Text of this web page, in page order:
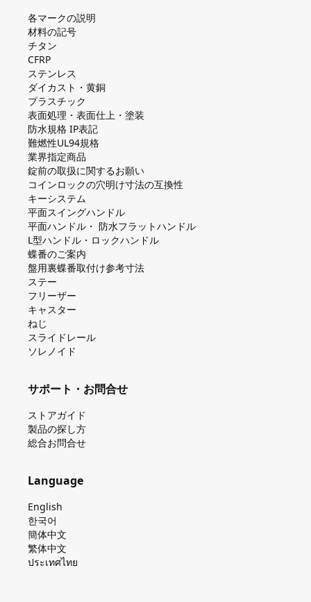
各マークの説明
材料の記号
チタン
CFRP
ステンレス
ダイカスト・⻩銅
プラスチック
表面処理・表面仕上・塗装
防⽔規格 IP表記
難燃性UL94規格
業界指定商品
錠前の取扱に関するお願い
コインロックの⽳明け⼨法の互換性
キーシステム
平⾯スイングハンドル
平⾯ハンドル・ 防⽔フラットハンドル
L型ハンドル・ロックハンドル
蝶番のご案内
盤⽤裏蝶番取付け参考⼨法
ステー
フリーザー
キャスター
ねじ
スライドレール
ソレノイド
サポート・お問合せ
ストアガイド
製品の探し⽅
総合お問合せ
Language
English
한국어
簡体中文
繁体中文
ประเทศไทย